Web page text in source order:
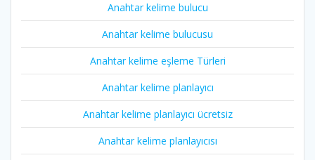
Anahtar kelime bulucu
Anahtar kelime bulucusu
Anahtar kelime eşleme Türleri
Anahtar kelime planlayıcı
Anahtar kelime planlayıcı ücretsiz
Anahtar kelime planlayıcısı